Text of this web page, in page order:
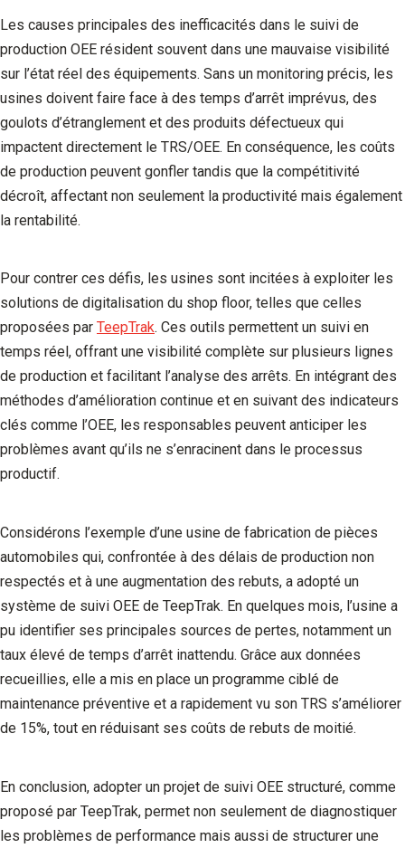
Les causes principales des inefficacités dans le suivi de
production OEE résident souvent dans une mauvaise visibilité
sur l’état réel des équipements. Sans un monitoring précis, les
usines doivent faire face à des temps d’arrêt imprévus, des
goulots d’étranglement et des produits défectueux qui
impactent directement le TRS/OEE. En conséquence, les coûts
de production peuvent gonfler tandis que la compétitivité
décroît, affectant non seulement la productivité mais également
la rentabilité.
Pour contrer ces défis, les usines sont incitées à exploiter les
solutions de digitalisation du shop floor, telles que celles
proposées par TeepTrak. Ces outils permettent un suivi en
temps réel, offrant une visibilité complète sur plusieurs lignes
de production et facilitant l’analyse des arrêts. En intégrant des
méthodes d’amélioration continue et en suivant des indicateurs
clés comme l’OEE, les responsables peuvent anticiper les
problèmes avant qu’ils ne s’enracinent dans le processus
productif.
Considérons l’exemple d’une usine de fabrication de pièces
automobiles qui, confrontée à des délais de production non
respectés et à une augmentation des rebuts, a adopté un
système de suivi OEE de TeepTrak. En quelques mois, l’usine a
pu identifier ses principales sources de pertes, notamment un
taux élevé de temps d’arrêt inattendu. Grâce aux données
recueillies, elle a mis en place un programme ciblé de
maintenance préventive et a rapidement vu son TRS s’améliorer
de 15%, tout en réduisant ses coûts de rebuts de moitié.
En conclusion, adopter un projet de suivi OEE structuré, comme
proposé par TeepTrak, permet non seulement de diagnostiquer
les problèmes de performance mais aussi de structurer une